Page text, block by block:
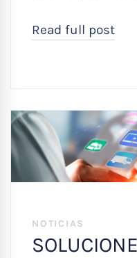
Read full post
NOTICIAS